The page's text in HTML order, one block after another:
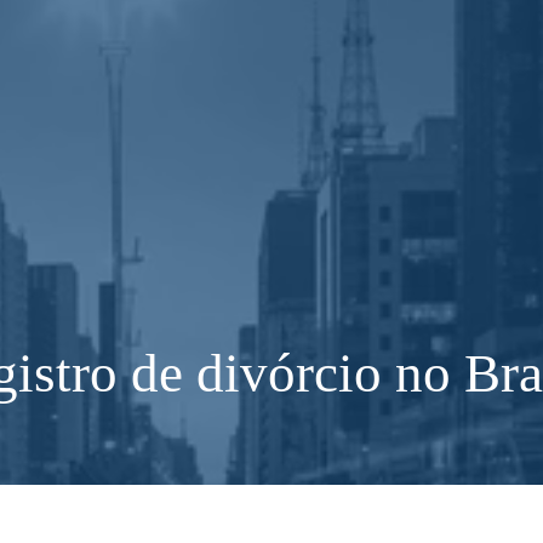
de divórcio no